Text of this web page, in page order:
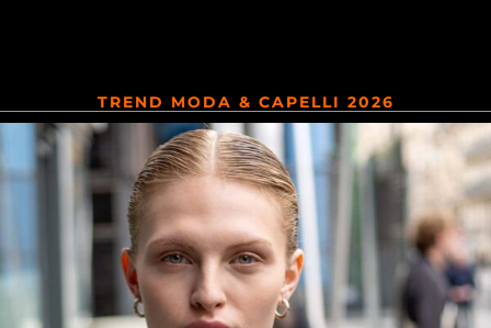
TREND MODA & CAPELLI 2026